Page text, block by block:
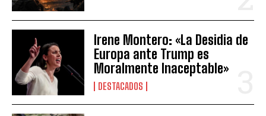
Irene Montero: «La Desidia de
Europa ante Trump es
Moralmente Inaceptable»
DESTACADOS